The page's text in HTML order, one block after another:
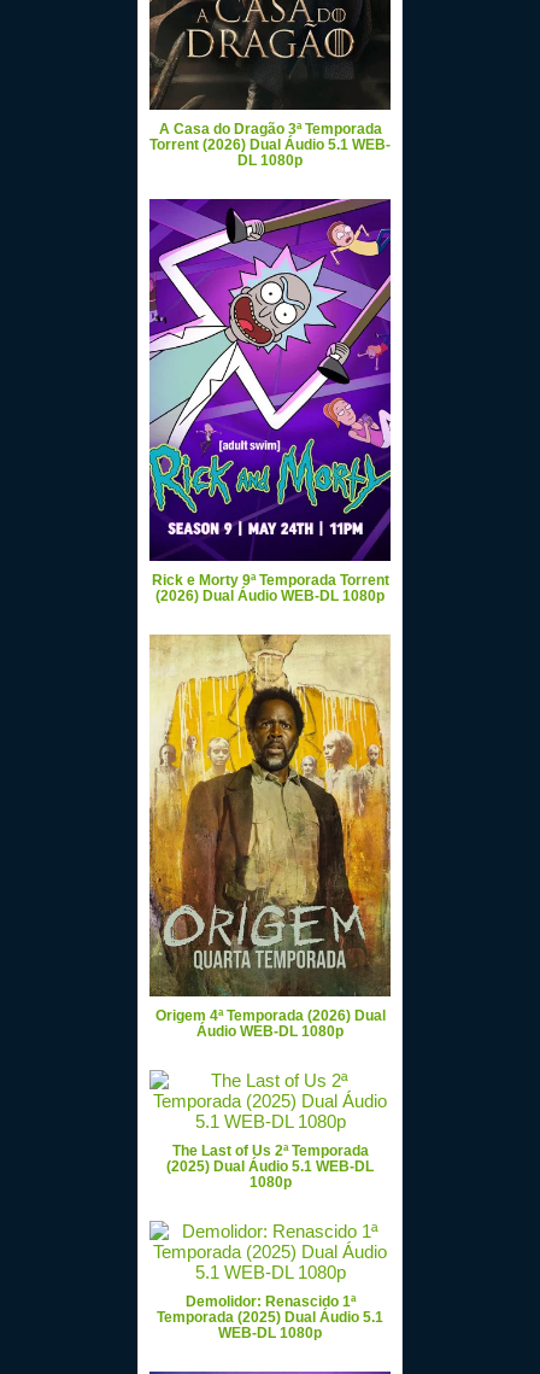
A Casa do Dragão 3ª Temporada
Torrent (2026) Dual Áudio 5.1 WEB-
DL 1080p
Rick e Morty 9ª Temporada Torrent
(2026) Dual Áudio WEB-DL 1080p
Origem 4ª Temporada (2026) Dual
Áudio WEB-DL 1080p
The Last of Us 2ª Temporada
(2025) Dual Áudio 5.1 WEB-DL
1080p
Demolidor: Renascido 1ª
Temporada (2025) Dual Áudio 5.1
WEB-DL 1080p